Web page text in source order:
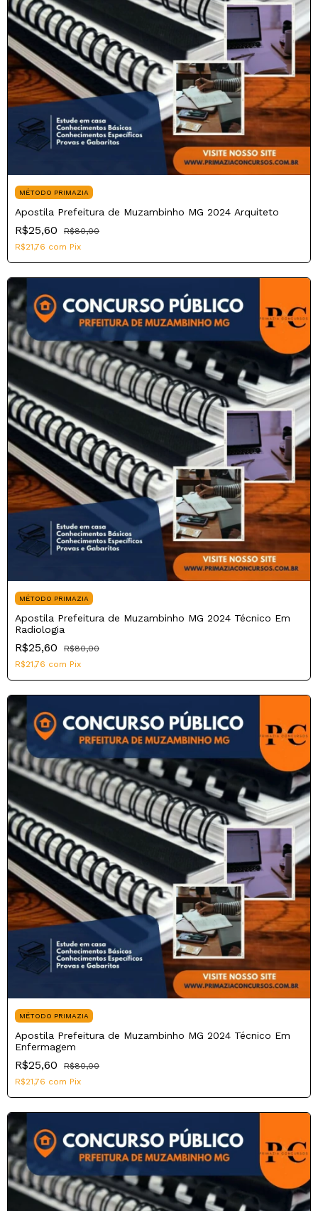
MÉTODO PRIMAZIA
Apostila Prefeitura de Muzambinho MG 2024 Arquiteto
R$25,60
R$80,00
R$21,76 com Pix
MÉTODO PRIMAZIA
Apostila Prefeitura de Muzambinho MG 2024 Técnico Em
Radiologia
R$25,60
R$80,00
R$21,76 com Pix
MÉTODO PRIMAZIA
Apostila Prefeitura de Muzambinho MG 2024 Técnico Em
Enfermagem
R$25,60
R$80,00
R$21,76 com Pix